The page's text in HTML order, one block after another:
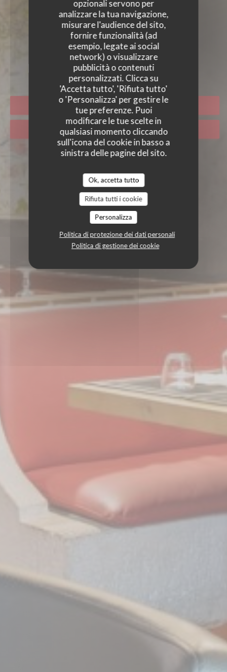
opzionali servono per
analizzare la tua navigazione,
misurare l'audience del sito,
fornire funzionalità (ad
esempio, legate ai social
network) o visualizzare
pubblicità o contenuti
personalizzati. Clicca su
'Accetta tutto', 'Rifiuta tutto'
o 'Personalizza' per gestire le
tue preferenze. Puoi
modificare le tue scelte in
qualsiasi momento cliccando
sull'icona del cookie in basso a
sinistra delle pagine del sito.
Ok, accetta tutto
Rifiuta tutti i cookie
Personalizza
Politica di protezione dei dati personali
Politica di gestione dei cookie
LA PLUME BLANCHE
PRENOTA
PORTA VIA